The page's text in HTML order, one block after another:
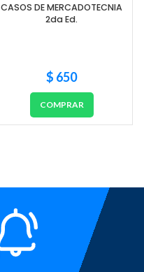
CASOS DE MERCADOTECNIA
2da Ed.
$ 650
COMPRAR